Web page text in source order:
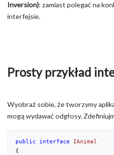
Inversion): zamiast polegać na
interfejsie.
Prosty przykład
Wyobraź sobie, że tworzymy
mogą wydawać odgłosy.
public interface
IAnimal
{